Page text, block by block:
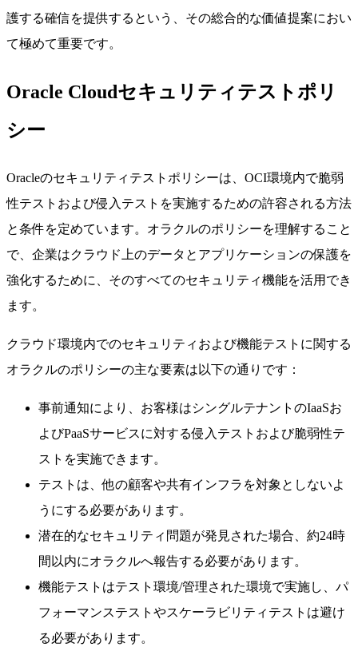
護する確信を提供するという、その総合的な価値提案におい
て極めて重要です。
Oracle Cloudセキュリティテストポリ
シー
Oracleのセキュリティテストポリシーは、OCI環境内で脆弱
性テストおよび侵入テストを実施するための許容される方法
と条件を定めています。オラクルのポリシーを理解すること
で、企業はクラウド上のデータとアプリケーションの保護を
強化するために、そのすべてのセキュリティ機能を活用でき
ます。
クラウド環境内でのセキュリティおよび機能テストに関する
オラクルのポリシーの主な要素は以下の通りです：
事前通知により、お客様はシングルテナントのIaaSお
よびPaaSサービスに対する侵入テストおよび脆弱性テ
ストを実施できます。
テストは、他の顧客や共有インフラを対象としないよ
うにする必要があります。
潜在的なセキュリティ問題が発見された場合、約24時
間以内にオラクルへ報告する必要があります。
機能テストはテスト環境/管理された環境で実施し、パ
フォーマンステストやスケーラビリティテストは避け
る必要があります。